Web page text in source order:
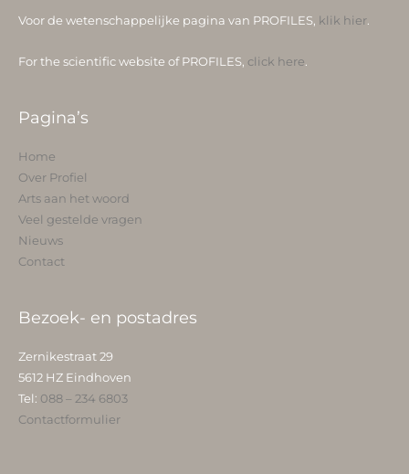
Voor de wetenschappelijke pagina van PROFILES, klik hier
For the scientific website of PROFILES, click here.
Pagina’s
Home
Over Profiel
Arts aan het woord
Veel gestelde vragen
Nieuws
Contact
Bezoek- en postadres
Zernikestraat 29
5612 HZ Eindhoven
Tel: 088 – 234 6803
Contactformulier